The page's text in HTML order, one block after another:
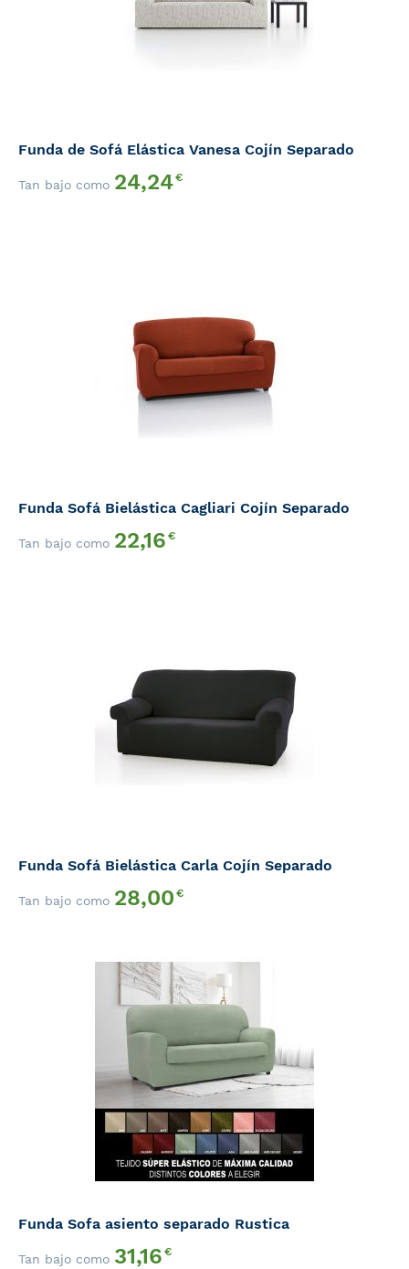
Funda de Sofá Elástica Vanesa Cojín Separado
Tan bajo como 24,24€
Funda Sofá Bielástica Cagliari Cojín Separado
Tan bajo como 22,16€
Funda Sofá Bielástica Carla Cojín Separado
Tan bajo como 28,00€
Funda Sofa asiento separado Rustica
Tan bajo como 31,16€